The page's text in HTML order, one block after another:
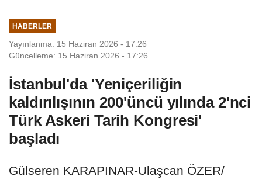
HABERLER
Yayınlanma: 15 Haziran 2026 - 17:26
Güncelleme: 15 Haziran 2026 - 17:26
İstanbul'da 'Yeniçeriliğin
kaldırılışının 200'üncü yılında 2'nci
Türk Askeri Tarih Kongresi'
başladı
Gülseren KARAPINAR-Ulaşcan ÖZER/